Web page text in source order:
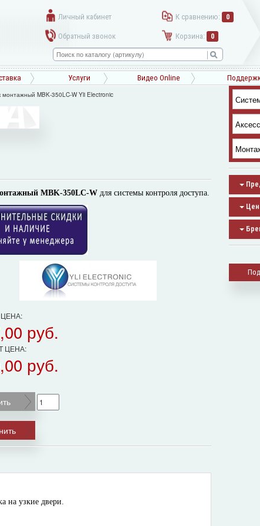
Личный кабинет К сравнению: 0
Обратный звонок Корзина: 0
Услуги Видео Online
монтажный MBK-350LC-W Yli Electronic
MBK-350LC-W для системы контроля доступа.
руб.
ЦЕНА:
руб.
на узкие двери.